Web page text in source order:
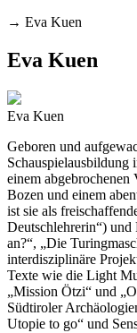
→ Eva Kuen
Eva Kuen
Eva Kuen
Geboren und
einem
Bozen und einem
ist sie als
Deutschlehrerin“)
an?“, „Die
interdisziplinäre
Texte wie die Light
„Mission Ötzi“ und
Südtiroler
Utopie to go“ und